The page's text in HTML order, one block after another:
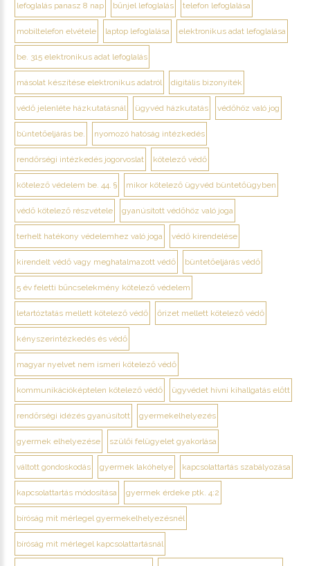
lefoglalás panasz 8 nap bűnjel lefoglalás telefon lefoglalása
mobiltelefon elvétele laptop lefoglalása elektronikus adat lefoglalása
be. 315 elektronikus adat lefoglalás
másolat készítése elektronikus adatról digitális bizonyíték
védő jelenléte házkutatásnál ügyvéd házkutatás védőhöz való jog
büntetőeljárás be. nyomozó hatóság intézkedés
rendőrségi intézkedés jogorvoslat kötelező védő
kötelező védelem be. 44. § mikor kötelező ügyvéd büntetőügyben
védő kötelező részvétele gyanúsított védőhöz való joga
terhelt hatékony védelemhez való joga védő kirendelése
kirendelt védő vagy meghatalmazott védő büntetőeljárás védő
5 év feletti bűncselekmény kötelező védelem
letartóztatás mellett kötelező védő őrizet mellett kötelező védő
kényszerintézkedés és védő
magyar nyelvet nem ismeri kötelező védő
kommunikációképtelen kötelező védő ügyvédet hívni kihallgatás előtt
rendőrségi idézés gyanúsított gyermekelhelyezés
gyermek elhelyezése szülői felügyelet gyakorlása
váltott gondoskodás gyermek lakóhelye kapcsolattartás szabályozása
kapcsolattartás módosítása gyermek érdeke ptk. 4:2
bíróság mit mérlegel gyermekelhelyezésnél
bíróság mit mérlegel kapcsolattartásnál